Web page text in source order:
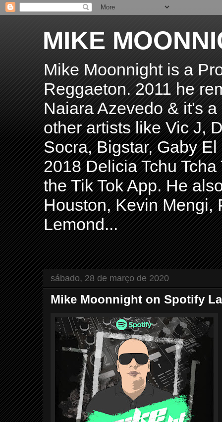
MIKE
Mike Moonnight is a
Reggaeton. 2011 he
Naiara Azevedo & it's
other artists like Vic J,
Socra, Bigstar, Gaby
2018 Delicia Tchu
the Tik Tok App. He
Houston, Kevin Mengi,
Lemond...
sábado, 28 de março de 2020
Mike Moonnight on Spotify